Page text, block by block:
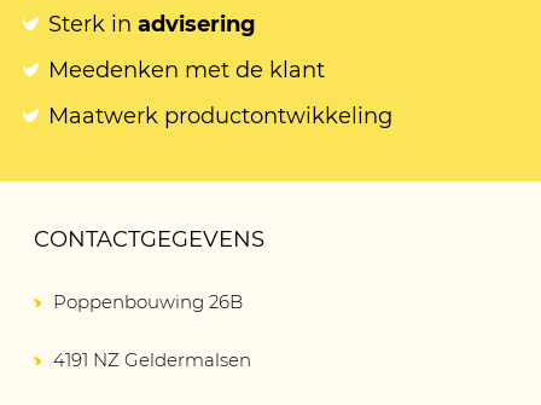
Sterk in advisering
Meedenken met de klant
Maatwerk productontwikkeling
CONTACTGEGEVENS
Poppenbouwing 26B
4191 NZ Geldermalsen